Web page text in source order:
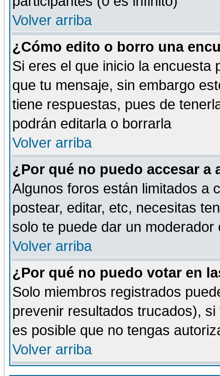
Volver arriba
¿Cómo edito o borro una
Si eres el que inicio la encuesta
que tu mensaje, sin embargo
tiene respuestas, pues de
podrán editarla o borrarla
Volver arriba
¿Por qué no puedo accesar a
Algunos foros están limitados a
postear, editar, etc, necesitas
solo te puede dar un
Volver arriba
¿Por qué no puedo votar en
Solo miembros registrados
prevenir resultados trucados),
es posible que no tengas
Volver arriba